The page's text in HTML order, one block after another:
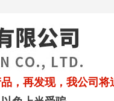
，再发现，我公司将